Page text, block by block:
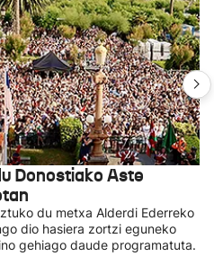
Donostiako Aste
du metxa Alderdi Ederreko
dio hasiera zortzi eguneko
gehiago daude programatuta.